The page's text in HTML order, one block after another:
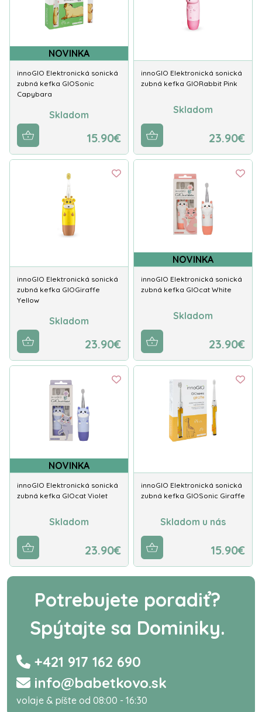
NOVINKA
innoGIO Elektronická sonická
zubná kefka GIOSonic
Capybara
Skladom
15.90€
innoGIO Elektronická sonická
zubná kefka GIORabbit Pink
Skladom
23.90€
innoGIO Elektronická sonická
zubná kefka GIOGiraffe
Yellow
Skladom
23.90€
NOVINKA
innoGIO Elektronická sonická
zubná kefka GIOcat White
Skladom
23.90€
NOVINKA
innoGIO Elektronická sonická
zubná kefka GIOcat Violet
Skladom
23.90€
innoGIO Elektronická sonická
zubná kefka GIOSonic Giraffe
Skladom u nás
15.90€
Potrebujete poradiť?
Spýtajte sa Dominiky.
+421 917 162 690
info@babetkovo.sk
volaje & píšte od 08:00 - 16:30